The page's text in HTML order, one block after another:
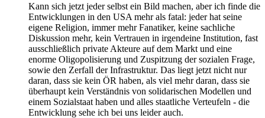
Kann sich jetzt jeder selbst ein Bild machen, aber ich finde die
Entwicklungen in den USA mehr als fatal: jeder hat seine
eigene Religion, immer mehr Fanatiker, keine sachliche
Diskussion mehr, kein Vertrauen in irgendeine Institution, fast
ausschließlich private Akteure auf dem Markt und eine
enorme Oligopolisierung und Zuspitzung der sozialen Frage,
sowie den Zerfall der Infrastruktur. Das liegt jetzt nicht nur
daran, dass sie kein ÖR haben, als viel mehr daran, dass sie
überhaupt kein Verständnis von solidarischen Modellen und
einem Sozialstaat haben und alles staatliche Verteufeln - die
Entwicklung sehe ich bei uns leider auch.